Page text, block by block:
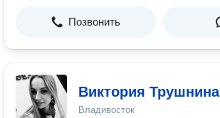
Позвонить
Виктория Трушнина
Владивосток